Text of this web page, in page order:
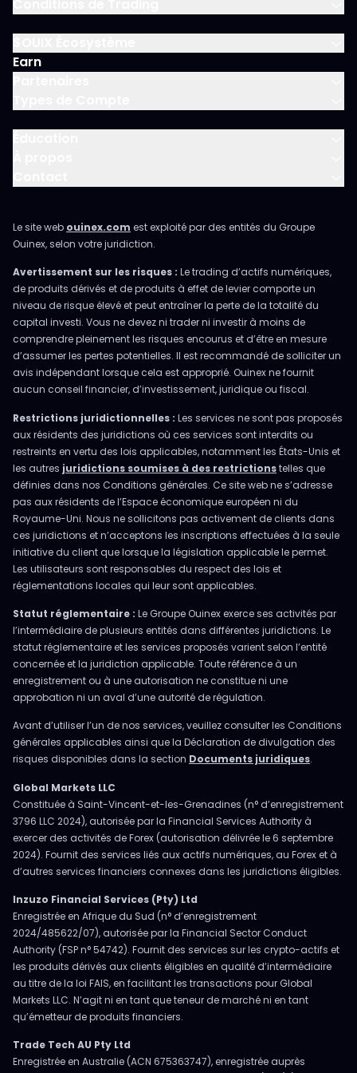
Earn
Le site web ouinex.com est exploité par des entités du Groupe
Ouinex, selon votre juridiction.
Avertissement sur les risques : Le trading d’actifs numériques,
de produits dérivés et de produits à effet de levier comporte un
niveau de risque élevé et peut entraîner la perte de la totalité du
capital investi. Vous ne devez ni trader ni investir à moins de
comprendre pleinement les risques encourus et d’être en mesure
d’assumer les pertes potentielles. Il est recommandé de solliciter un
avis indépendant lorsque cela est approprié. Ouinex ne fournit
aucun conseil financier, d’investissement, juridique ou fiscal.
Restrictions juridictionnelles : Les services ne sont pas proposés
aux résidents des juridictions où ces services sont interdits ou
restreints en vertu des lois applicables, notamment les États-Unis et
les autres juridictions soumises à des restrictionstelles que
définies dans nos Conditions générales. Ce site web ne s’adresse
pas aux résidents de l’Espace économique européen ni du
Royaume-Uni. Nous ne sollicitons pas activement de clients dans
ces juridictions et n’acceptons les inscriptions effectuées à la seule
initiative du client que lorsque la législation applicable le permet.
Les utilisateurs sont responsables du respect des lois et
réglementations locales qui leur sont applicables.
Statut réglementaire : Le Groupe Ouinex exerce ses activités par
l’intermédiaire de plusieurs entités dans différentes juridictions. Le
statut réglementaire et les services proposés varient selon l’entité
concernée et la juridiction applicable. Toute référence à un
enregistrement ou à une autorisation ne constitue ni une
approbation ni un aval d’une autorité de régulation.
Avant d’utiliser l’un de nos services, veuillez consulter les Conditions
générales applicables ainsi que la Déclaration de divulgation des
risques disponibles dans la section Documents juridiques.
Global Markets LLC
Constituée à Saint-Vincent-et-les-Grenadines (n° d’enregistrement
3796 LLC 2024), autorisée par la Financial Services Authority à
exercer des activités de Forex (autorisation délivrée le 6 septembre
2024). Fournit des services liés aux actifs numériques, au Forex et à
d’autres services financiers connexes dans les juridictions éligibles.
Inzuzo Financial Services (Pty) Ltd
Enregistrée en Afrique du Sud (n° d’enregistrement
2024/485622/07), autorisée par la Financial Sector Conduct
Authority (FSP n° 54742). Fournit des services sur les crypto-actifs et
les produits dérivés aux clients éligibles en qualité d’intermédiaire
au titre de la loi FAIS, en facilitant les transactions pour Global
Markets LLC. N’agit ni en tant que teneur de marché ni en tant
qu’émetteur de produits financiers.
Trade Tech AU Pty Ltd
Enregistrée en Australie (ACN 675363747), enregistrée auprès